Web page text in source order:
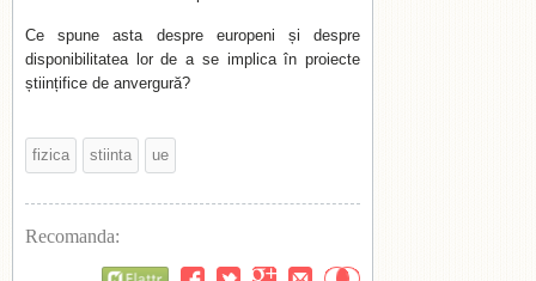
Ce spune asta despre europeni și despre
disponibilitatea lor de a se implica în proiecte
științifice de anvergură?
fizica stiinta ue
Recomanda: